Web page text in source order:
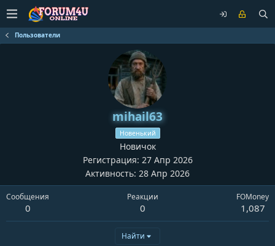
Пользователи
mihail63
Новенький
Новичок
Регистрация 27 Апр 2026
Активность 28 Апр 2026
Сообщения
0
Реакции
0
FOMoney
1,087
Найти